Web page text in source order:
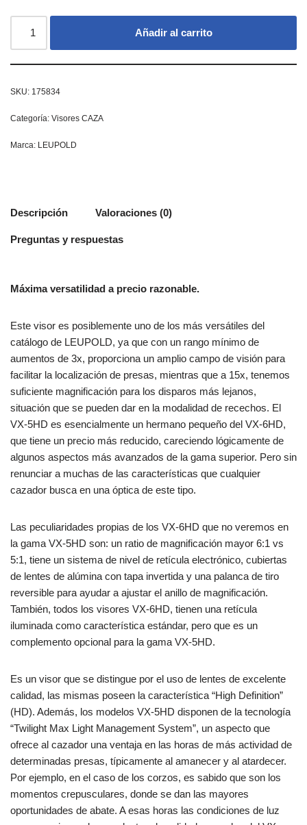
Añadir al carrito
SKU: 175834
Categoría: Visores CAZA
Marca: LEUPOLD
Descripción Valoraciones (0)
Preguntas y respuestas
Máxima versatilidad a precio razonable.
Este visor es posiblemente uno de los más versátiles del
catálogo de LEUPOLD, ya que con un rango mínimo de
aumentos de 3x, proporciona un amplio campo de visión para
facilitar la localización de presas, mientras que a 15x, tenemos
suficiente magnificación para los disparos más lejanos,
situación que se pueden dar en la modalidad de recechos. El
VX-5HD es esencialmente un hermano pequeño del VX-6HD,
que tiene un precio más reducido, careciendo lógicamente de
algunos aspectos más avanzados de la gama superior. Pero sin
renunciar a muchas de las características que cualquier
cazador busca en una óptica de este tipo.
Las peculiaridades propias de los VX-6HD que no veremos en
la gama VX-5HD son: un ratio de magnificación mayor 6:1 vs
5:1, tiene un sistema de nivel de retícula electrónico, cubiertas
de lentes de alúmina con tapa invertida y una palanca de tiro
reversible para ayudar a ajustar el anillo de magnificación.
También, todos los visores VX-6HD, tienen una retícula
iluminada como característica estándar, pero que es un
complemento opcional para la gama VX-5HD.
Es un visor que se distingue por el uso de lentes de excelente
calidad, las mismas poseen la característica “High Definition”
(HD). Además, los modelos VX-5HD disponen de la tecnología
“Twilight Max Light Management System”, un aspecto que
ofrece al cazador una ventaja en las horas de más actividad de
determinadas presas, típicamente al amanecer y al atardecer.
Por ejemplo, en el caso de los corzos, es sabido que son los
momentos crepusculares, donde se dan las mayores
oportunidades de abate. A esas horas las condiciones de luz